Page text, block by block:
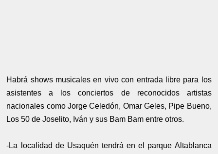
Habrá shows musicales en vivo con entrada libre para los
asistentes a los conciertos de reconocidos artistas
nacionales como Jorge Celedón, Omar Geles, Pipe Bueno,
Los 50 de Joselito, Iván y sus Bam Bam entre otros.
-La localidad de Usaquén tendrá en el parque Altablanca